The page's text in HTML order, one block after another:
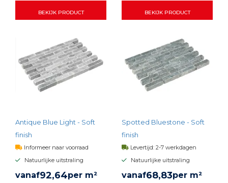
BEKIJK PRODUCT BEKIJK PRODUCT
Antique Blue Light - Soft
finish
Informeer naar voorraad
Natuurlijke uitstraling
vanaf92,64per m²
Spotted Bluestone - Soft
finish
Levertijd: 2-7 werkdagen
Natuurlijke uitstraling
vanaf68,83per m²